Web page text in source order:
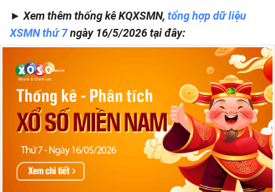
► Xem thêm thống kê KQXSMN, tổng hợp dữ liệu
XSMN thứ 7ngày 16/5/2026 tại đây: